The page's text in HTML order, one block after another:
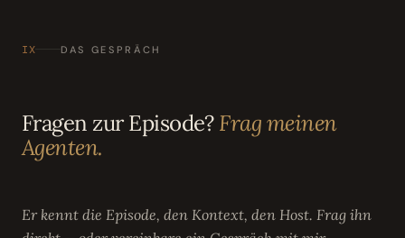
IX DAS GESPRÄCH
Fragen zur Episode?Frag meinen
Agenten.
Er kennt die Episode, den Kontext, den Host. Frag ihn